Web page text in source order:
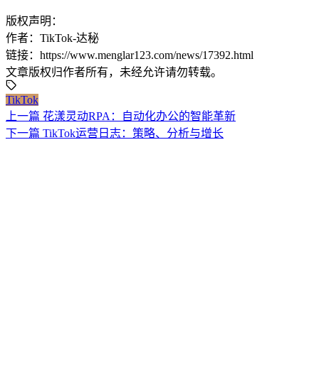
版权声明：
作者：TikTok-达秘
链接：https://www.menglar123.com/news/17392.html
文章版权归作者所有，未经允许请勿转载。
TikTok
上一篇 花漾灵动RPA：自动化办公的智能革新
下一篇 TikTok运营日志：策略、分析与增长